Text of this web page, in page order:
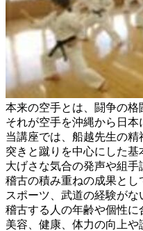
本来の空手とは、闘争の格
それが空手を沖縄から日本
当講座では、船越先生の精
突きと蹴りを中心にした
大げさな気合の発声や組手
稽古の積み重ねの成果とし
スポーツ、武道の経験がな
稽古する人の年齢や個性に
美容、健康、体力の向上や